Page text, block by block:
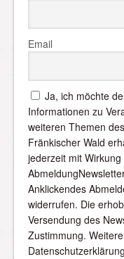
Email
Ja, ich möchte
Informationen zu
weiteren Themen
Fränkischer Wald
jederzeit mit
Anklickendes
widerrufen. Die
Versendung des
Zustimmung.